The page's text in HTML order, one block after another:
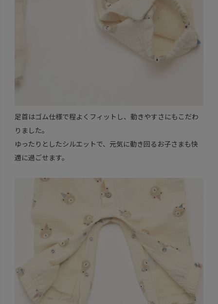
足首はゴム仕様で程よくフィットし、動きやすさにもこだわ
りました。
ゆったりとしたシルエットで、元気に動き回るお子さまも快
適に過ごせます。